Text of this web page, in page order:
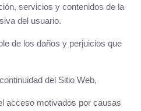
servicios y contenidos de la
del usuario.
de los daños y perjuicios que
del Sitio Web,
acceso motivados por causas